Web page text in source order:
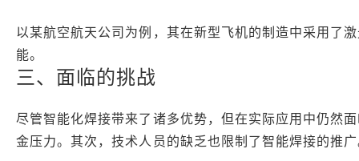
以某航空航天公司为例，其在新型飞机的制造中采用了
能。
三、面临的挑战
尽管智能化焊接带来了诸多优势，但在实际应用中仍然
金压力。其次，技术人员的缺乏也限制了智能焊接的推